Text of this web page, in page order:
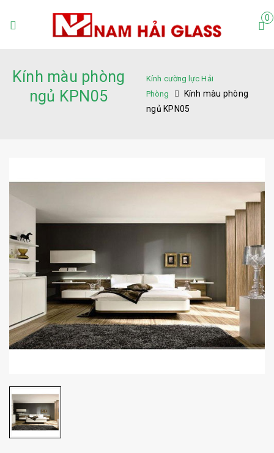
0
Kính màu phòng
ngủ KPN05
Kính cường lực Hải
Phòng
Kính màu phòng
ngủ KPN05